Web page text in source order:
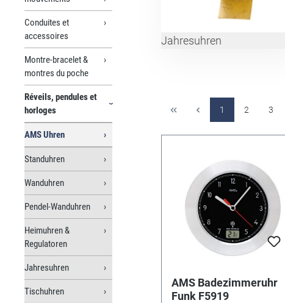
Conduites et
accessoires
Montre-bracelet &
montres du poche
Réveils, pendules et
horloges
AMS Uhren
Standuhren
Wanduhren
Pendel-Wanduhren
Heimuhren &
Regulatoren
Jahresuhren
Tischuhren
Jahresuhren
1 2 3
AMS Badezimmeruhr
Funk F5919